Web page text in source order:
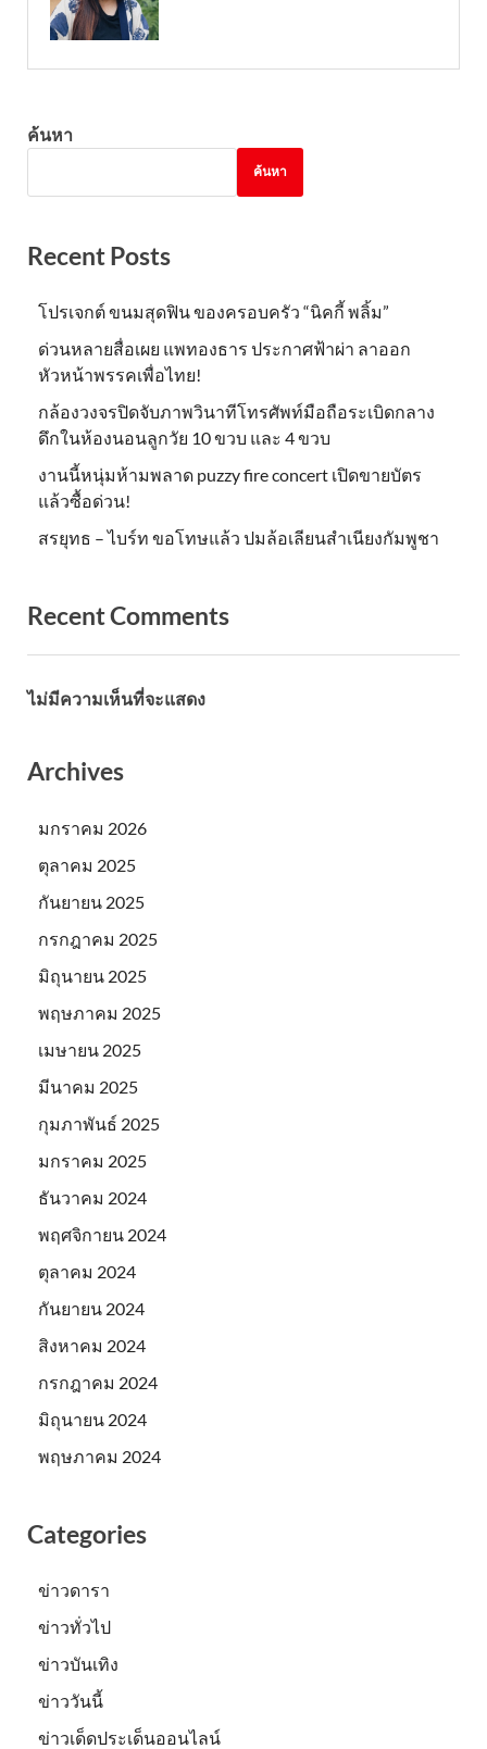
ค้นหา
ค้นหา
Recent Posts
โปรเจกต์ ขนมสุดฟิน ของครอบครัว “นิคกี้ พลิ้ม”
ด่วนหลายสื่อเผย แพทองธาร ประกาศฟ้าผ่า ลาออก
หัวหน้าพรรคเพื่อไทย!
กล้องวงจรปิดจับภาพวินาทีโทรศัพท์มือถือระเบิดกลาง
ดึกในห้องนอนลูกวัย 10 ขวบ และ 4 ขวบ
งานนี้หนุ่มห้ามพลาด puzzy fire concert เปิดขายบัตร
แล้วซื้อด่วน!
สรยุทธ – ไบร์ท ขอโทษแล้ว ปมล้อเลียนสำเนียงกัมพูชา
Recent Comments
ไม่มีความเห็นที่จะแสดง
Archives
มกราคม 2026
ตุลาคม 2025
กันยายน 2025
กรกฎาคม 2025
มิถุนายน 2025
พฤษภาคม 2025
เมษายน 2025
มีนาคม 2025
กุมภาพันธ์ 2025
มกราคม 2025
ธันวาคม 2024
พฤศจิกายน 2024
ตุลาคม 2024
กันยายน 2024
สิงหาคม 2024
กรกฎาคม 2024
มิถุนายน 2024
พฤษภาคม 2024
Categories
ข่าวดารา
ข่าวทั่วไป
ข่าวบันเทิง
ข่าววันนี้
ข่าวเด็ดประเด็นออนไลน์